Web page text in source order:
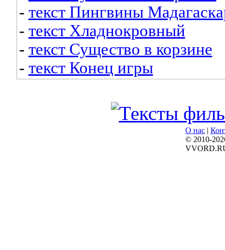
- текст Пингвины
- текст Хладнокровный
- текст Существо в корзине
- текст Конец игры
О нас |
© 2010-